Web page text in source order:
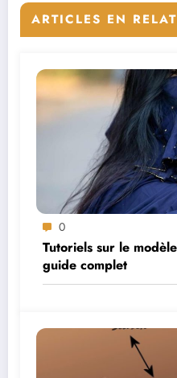
ARTICLES EN
0
Tutoriels sur le
guide complet